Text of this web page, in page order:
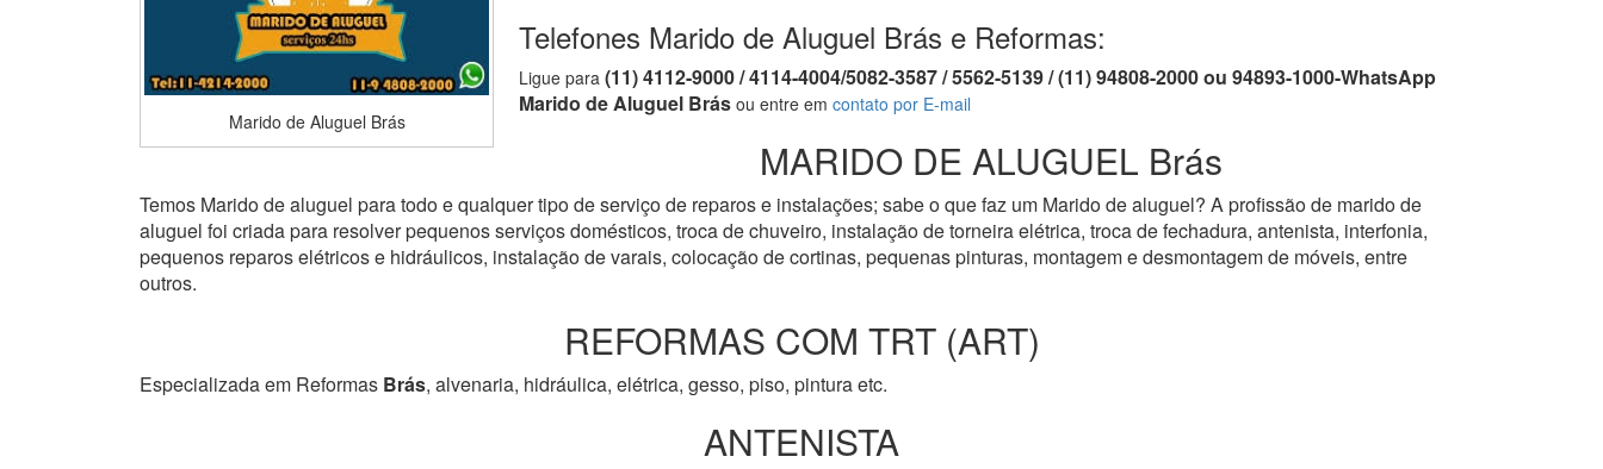
Marido de Aluguel Brás
Telefones Marido de Aluguel Brás e Reformas:
Ligue para (11) 4112-9000 / 4114-4004/5082-3587 / 5562-5139 / (11) 94808-2000 ou 94893-1000-WhatsApp
Marido de Aluguel Brás ou entre em contato por E-mail
MARIDO DE ALUGUEL Brás
Temos Marido de aluguel para todo e qualquer tipo de serviço de reparos e instalações; sabe o que faz um Marido de aluguel? A profissão de marido de
aluguel foi criada para resolver pequenos serviços domésticos, troca de chuveiro, instalação de torneira elétrica, troca de fechadura, antenista, interfonia,
pequenos reparos elétricos e hidráulicos, instalação de varais, colocação de cortinas, pequenas pinturas, montagem e desmontagem de móveis, entre
outros.
REFORMAS COM TRT (ART)
Especializada em Reformas Brás, alvenaria, hidráulica, elétrica, gesso, piso, pintura etc.
ANTENISTA